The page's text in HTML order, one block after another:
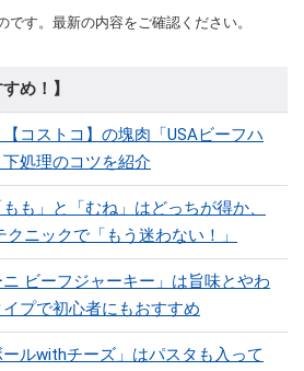
す。最新の内容をご確認ください。
め！】
コストコ】の塊肉「USAビーフハ
処理のコツを紹介
も」と「むね」はどっちが得か、
ニックで「もう迷わない！」
ビーフジャーキー」は旨味とやわ
プで初心者にもおすすめ
ルwithチーズ」はパスタも入って